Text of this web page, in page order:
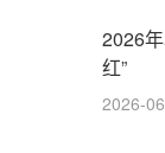
2026
红”
2026-